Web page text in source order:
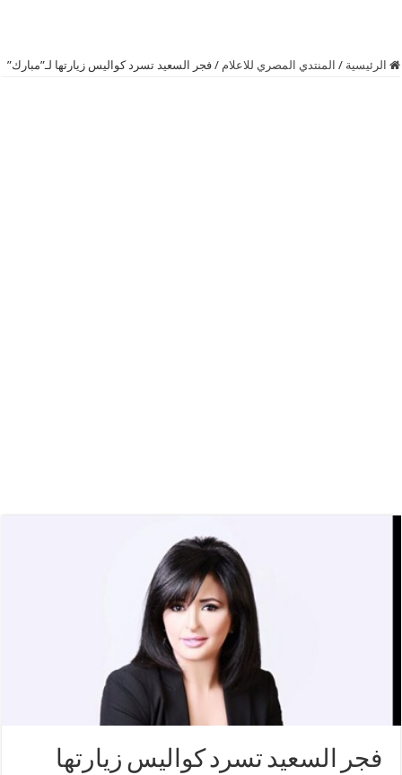
الرئيسية / المنتدي المصري للاعلام / فجر السعيد تسرد كواليس زيارتها لـ”مبارك”
فجر السعيد تسرد كواليس زيارتها